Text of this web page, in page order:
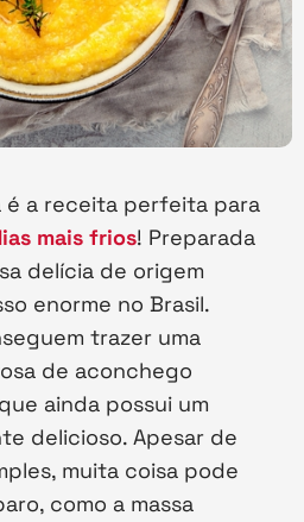
é a receita perfeita para
mais frios! Preparada
delícia de origem
enorme no Brasil.
trazer uma
de aconchego
ainda possui um
delicioso. Apesar de
muita coisa pode
como a massa